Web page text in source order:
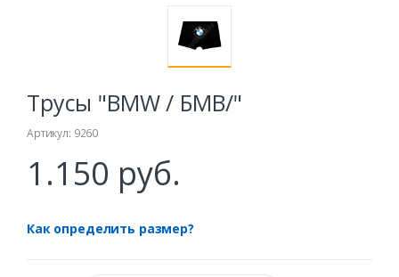
Трусы "BMW / БМВ/"
Артикул: 9260
1.150 руб.
Как определить размер?